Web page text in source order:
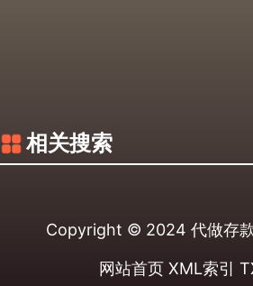
相关搜索
Copyright © 2024 代做存
网站首页 XML索引